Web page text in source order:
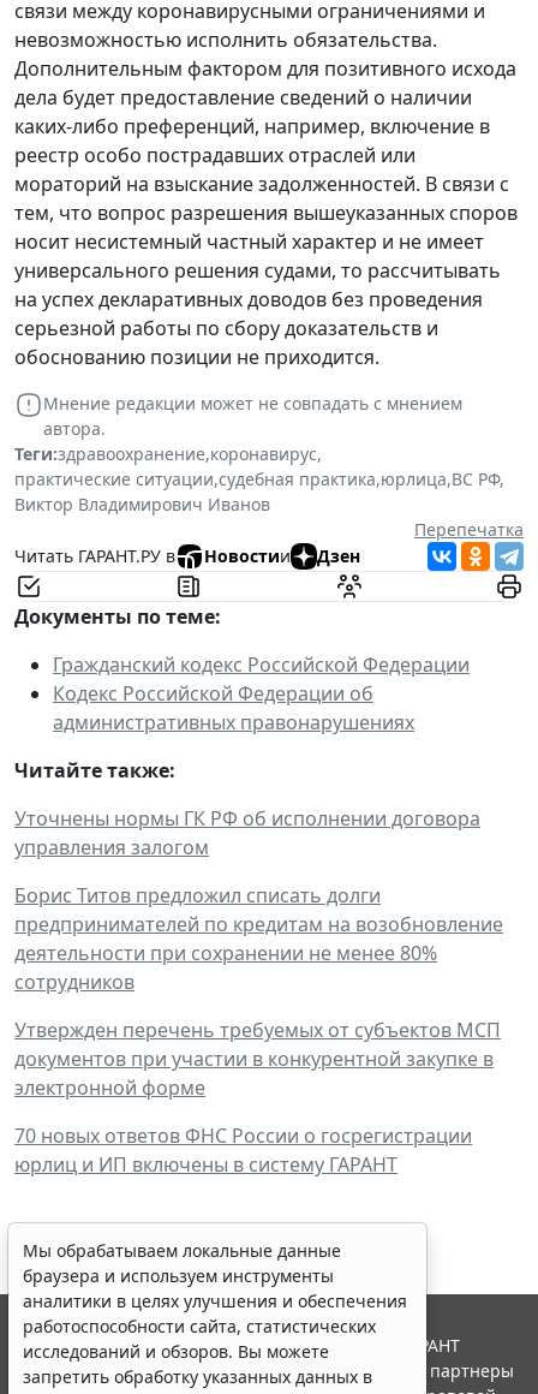
связи между коронавирусными ограничениями и
невозможностью исполнить обязательства.
Дополнительным фактором для позитивного исхода
дела будет предоставление сведений о наличии
каких-либо преференций, например, включение в
реестр особо пострадавших отраслей или
мораторий на взыскание задолженностей. В связи с
тем, что вопрос разрешения вышеуказанных споров
носит несистемный частный характер и не имеет
универсального решения судами, то рассчитывать
на успех декларативных доводов без проведения
серьезной работы по сбору доказательств и
обоснованию позиции не приходится.
Мнение редакции может не совпадать с мнением
автора.
Теги:здравоохранение,коронавирус,
практические ситуации,судебная практика,юрлица,ВС РФ,
Виктор Владимирович Иванов
Перепечатка
Читать ГАРАНТ.РУ в
Новостии Дзен
Документы по теме:
Гражданский кодекс Российской Федерации
Кодекс Российской Федерации об
административных правонарушениях
Читайте также:
Уточнены нормы ГК РФ об исполнении договора
управления залогом
Борис Титов предложил списать долги
предпринимателей по кредитам на возобновление
деятельности при сохранении не менее 80%
сотрудников
Утвержден перечень требуемых от субъектов МСП
документов при участии в конкурентной закупке в
электронной форме
70 новых ответов ФНС России о госрегистрации
юрлиц и ИП включены в систему ГАРАНТ
Мы обрабатываем локальные данные
браузера и используем инструменты
аналитики в целях улучшения и обеспечения
работоспособности сайта, статистических
исследований и обзоров. Вы можете
запретить обработку указанных данных в
© ООО "НПП "ГАРАНТ-СЕРВИС", 2026. Система ГАРАНТ
выпускается с 1990 года. Компания "Гарант" и ее партнеры